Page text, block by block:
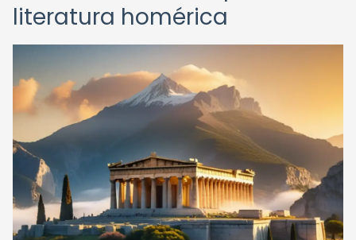
literatura homérica